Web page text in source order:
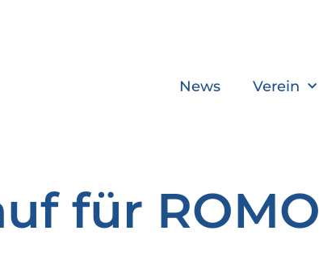
News Verein
für ROMO